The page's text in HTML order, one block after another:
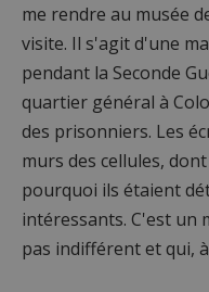
me rendre au musée
visite. Il s'agit d'une
pendant la Seconde
quartier général à
des prisonniers. Les
murs des cellules,
pourquoi ils étaient
intéressants. C'est un
pas indifférent et qui,